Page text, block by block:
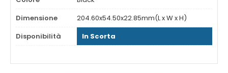
Dimensione
204.60x54.50x22.85mm(L x W x H)
Disponibilità
In Scorta